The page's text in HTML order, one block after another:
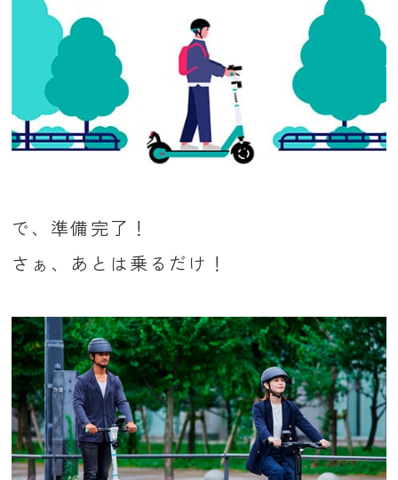
で、準備完了！
さぁ、あとは乗るだけ！